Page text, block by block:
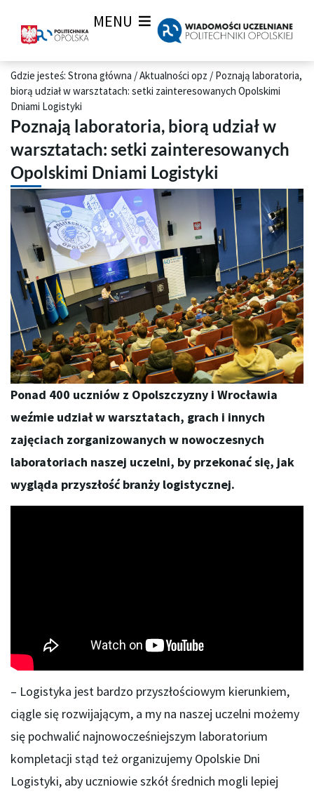
MENU
Gdzie jesteś: Strona główna /Aktualności opz / Poznają laboratoria,
biorą udział w warsztatach: setki zainteresowanych Opolskimi
Dniami Logistyki
Poznają laboratoria, biorą udział w
warsztatach: setki zainteresowanych
Opolskimi Dniami Logistyki
Ponad 400 uczniów z Opolszczyzny i Wrocławia
weźmie udział w warsztatach, grach i innych
zajęciach zorganizowanych w nowoczesnych
laboratoriach naszej uczelni, by przekonać się, jak
wygląda przyszłość branży logistycznej.
– Logistyka jest bardzo przyszłościowym kierunkiem,
ciągle się rozwijającym, a my na naszej uczelni możemy
się pochwalić najnowocześniejszym laboratorium
kompletacji stąd też organizujemy Opolskie Dni
Logistyki, aby uczniowie szkół średnich mogli lepiej